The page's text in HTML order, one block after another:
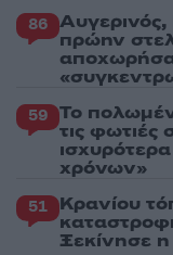
86
πρώην
59 Το
τις φωτιές
χρόνων»
51 Κρανίου
Ξεκίνησε